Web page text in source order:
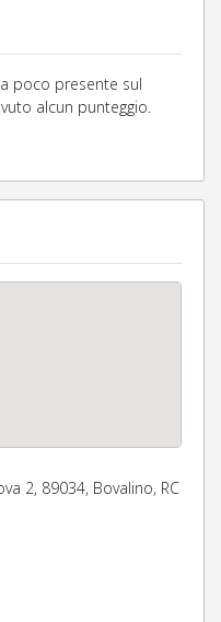
poco presente sul
alcun punteggio.
2, 89034, Bovalino, RC